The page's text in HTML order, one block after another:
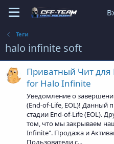
Теги
halo infinite soft
Приватный Чит
for Halo Infinite
Уведомление о
(End-of-Life, EOL)! Данный
стадии End-of-Life (EOL).
том, что мы закрываем
Infinite". Продажа и
Пользователи с...